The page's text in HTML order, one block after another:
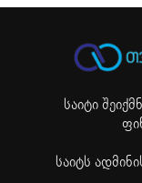
საიტი
საიტს